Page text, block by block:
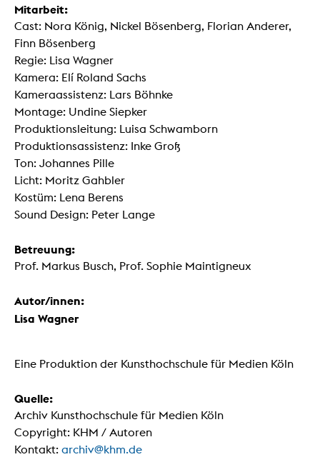
Mitarbeit:
Cast: Nora König, Nickel Bösenberg, Florian Anderer,
Finn Bösenberg
Regie: Lisa Wagner
Kamera: Elí Roland Sachs
Kameraassistenz: Lars Böhnke
Montage: Undine Siepker
Produktionsleitung: Luisa Schwamborn
Produktionsassistenz: Inke Groß
Ton: Johannes Pille
Licht: Moritz Gahbler
Kostüm: Lena Berens
Sound Design: Peter Lange
Betreuung:
Prof. Markus Busch, Prof. Sophie Maintigneux
Autor/innen:
Lisa Wagner
Eine Produktion der Kunsthochschule für Medien Köln
Quelle:
Archiv Kunsthochschule für Medien Köln
Copyright: KHM / Autoren
Kontakt: archiv@khm.de